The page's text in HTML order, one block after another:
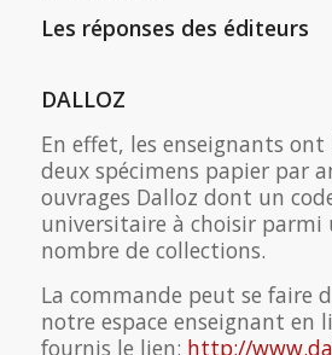
Les réponses des éditeurs
DALLOZ
En effet, les enseignants
deux spécimens papier par
ouvrages Dalloz dont un
universitaire à choisir parmi
nombre de collections.
La commande peut se faire
notre espace enseignant en
fournis le lien: http://